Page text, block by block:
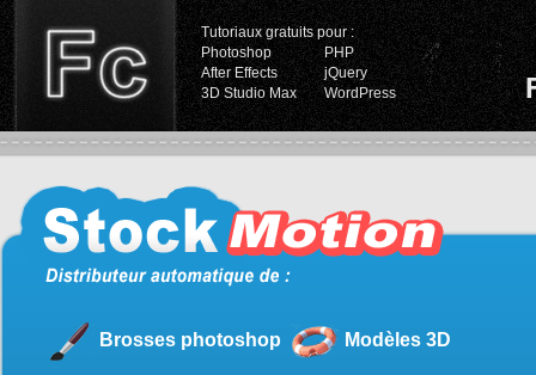
Tutoriaux gratuits pour :
Photoshop
PHP
After Effects
jQuery
3D Studio Max
WordPress
Brosses photoshop Modèles 3D